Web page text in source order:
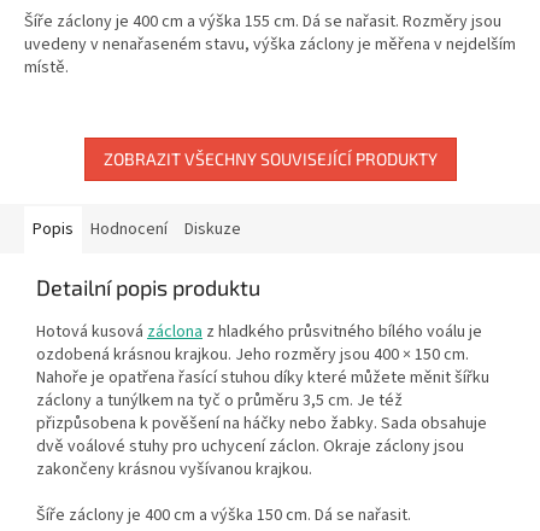
Šíře záclony je 400 cm a výška 155 cm. Dá se nařasit. Rozměry jsou
uvedeny v nenařaseném stavu, výška záclony je měřena v nejdelším
místě.
ZOBRAZIT VŠECHNY SOUVISEJÍCÍ PRODUKTY
Popis Hodnocení Diskuze
Detailní popis produktu
Hotová kusová záclona z hladkého průsvitného bílého voálu je
ozdobená krásnou krajkou. Jeho rozměry jsou 400 × 150 cm.
Nahoře je opatřena řasící stuhou díky které můžete měnit šířku
záclony a tunýlkem na tyč o průměru 3,5 cm. Je též
přizpůsobena k pověšení na háčky nebo žabky. Sada obsahuje
dvě voálové stuhy pro uchycení záclon. Okraje záclony jsou
zakončeny krásnou vyšívanou krajkou.
Šíře záclony je 400 cm a výška 150 cm. Dá se nařasit.